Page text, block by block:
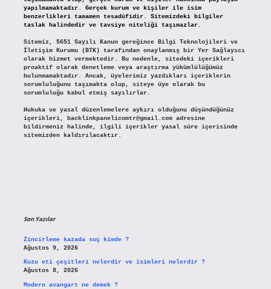
yapılmamaktadır. Gerçek kurum ve kişiler ile isim
benzerlikleri tamamen tesadüfidir. Sitemizdeki bilgiler
taslak halindedir ve tavsiye niteliği taşımazlar.
Sitemiz, 5651 Sayılı Kanun gereğince Bilgi Teknolojileri ve
İletişim Kurumu (BTK) tarafından onaylanmış bir Yer Sağlayıcı
olarak hizmet vermektedir. Bu nedenle, sitedeki içerikleri
proaktif olarak denetleme veya araştırma yükümlülüğümüz
bulunmamaktadır. Ancak, üyelerimiz yazdıkları içeriklerin
sorumluluğunu taşımakta olup, siteye üye olarak bu
sorumluluğu kabul etmiş sayılırlar.
Hukuka ve yasal düzenlemelere aykırı olduğunu düşündüğünüz
içerikleri,
backlinkpanelicomtr@gmail.comadresine
bildirmeniz halinde, ilgili içerikler yasal süre içerisinde
sitemizden kaldırılacaktır.
Son Yazılar
Zincirleme kazada suç kimde ?
Ağustos 9, 2026
Kuzu eti çeşitleri nelerdir ve isimleri nelerdir ?
Ağustos 8, 2026
Modern avangart ne demek ?